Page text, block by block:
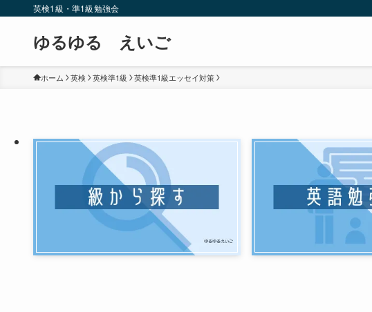
英検1級・準1級勉強会
ゆるゆる えいご
ホーム 英検 英検準1級 英検準1級エッセイ対策